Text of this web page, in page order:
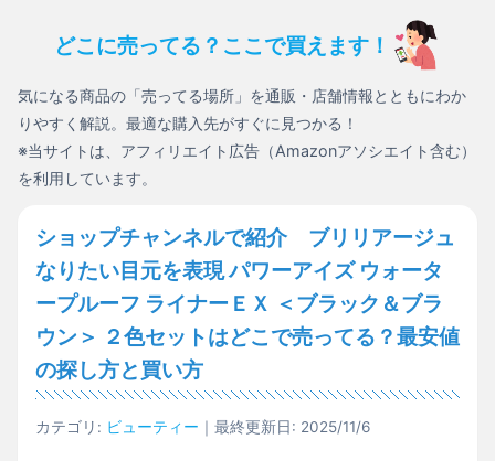
どこに売ってる？ここで買えます！
気になる商品の「売ってる場所」を通販・店舗情報とともにわか
りやすく解説。最適な購入先がすぐに見つかる！
※当サイトは、アフィリエイト広告（Amazonアソシエイト含む）
を利用しています。
ショップチャンネルで紹介 ブリリアージュ
なりたい目元を表現 パワーアイズ ウォータ
ープルーフ ライナーＥＸ ＜ブラック＆ブラ
ウン＞ ２色セットはどこで売ってる？最安値
の探し方と買い方
カテゴリ: ビューティー ｜最終更新日: 2025/11/6